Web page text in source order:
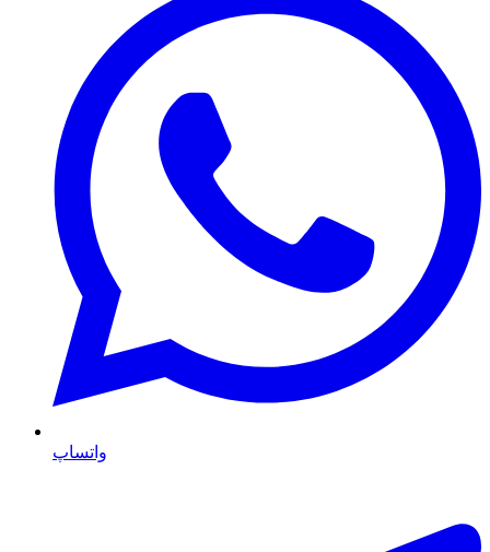
واتساپ